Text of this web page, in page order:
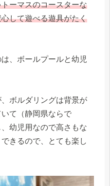
ーマスのコースターな
して遊べる遊具がたく
、ボールプールと幼児
ボルダリングは背景が
て（静岡県ならで
幼児用なので高さもな
きるので、とても楽し